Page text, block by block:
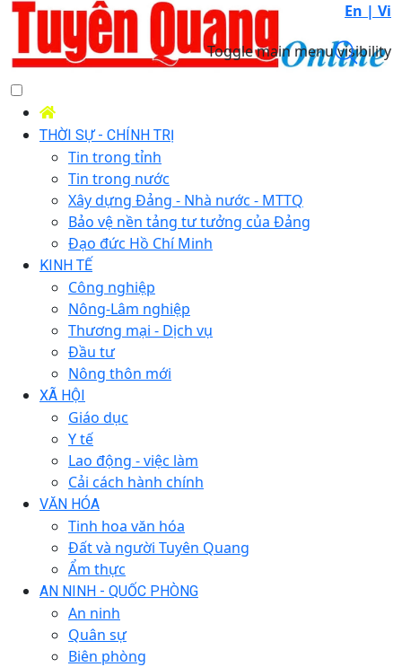
En | Vi
Toggle main menu visibility
THỜI SỰ - CHÍNH TRỊ
Tin trong tỉnh
Tin trong nước
Xây dựng Đảng - Nhà nước - MTTQ
Bảo vệ nền tảng tư tưởng của Đảng
Đạo đức Hồ Chí Minh
KINH TẾ
Công nghiệp
Nông-Lâm nghiệp
Thương mại - Dịch vụ
Đầu tư
Nông thôn mới
XÃ HỘI
Giáo dục
Y tế
Lao động - việc làm
Cải cách hành chính
VĂN HÓA
Tinh hoa văn hóa
Đất và người Tuyên Quang
Ẩm thực
AN NINH - QUỐC PHÒNG
An ninh
Quân sự
Biên phòng